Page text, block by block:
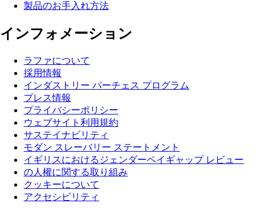
製品のお手入れ方法
インフォメーション
ラファについて
採用情報
インダストリー パーチェス プログラム
プレス情報
プライバシーポリシー
ウェブサイト利用規約
サステイナビリティ
モダン スレーバリー ステートメント
イギリスにおけるジェンダーペイギャップ レビュー
の人權に関する取り組み
クッキーについて
アクセシビリティ